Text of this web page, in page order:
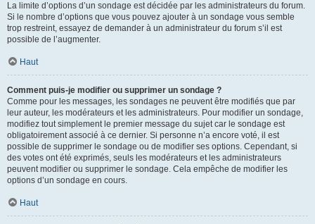
La limite d’options d’un sondage est décidée par les administrateurs du forum.
Si le nombre d’options que vous pouvez ajouter à un sondage vous semble
trop restreint, essayez de demander à un administrateur du forum s’il est
possible de l’augmenter.
Haut
Comment puis-je modifier ou supprimer un sondage ?
Comme pour les messages, les sondages ne peuvent être modifiés que par
leur auteur, les modérateurs et les administrateurs. Pour modifier un sondage,
modifiez tout simplement le premier message du sujet car le sondage est
obligatoirement associé à ce dernier. Si personne n’a encore voté, il est
possible de supprimer le sondage ou de modifier ses options. Cependant, si
des votes ont été exprimés, seuls les modérateurs et les administrateurs
peuvent modifier ou supprimer le sondage. Cela empêche de modifier les
options d’un sondage en cours.
Haut